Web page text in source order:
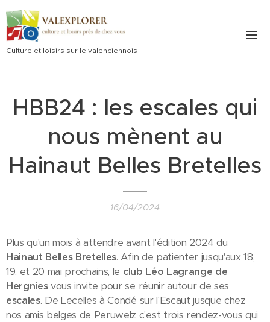
Culture et loisirs sur le valenciennois
HBB24 : les escales qui
nous mènent au
Hainaut Belles Bretelles
16/04/2024
Plus qu'un mois à attendre avant l'édition 2024 du
Hainaut Belles Bretelles. Afin de patienter jusqu'aux 18,
19, et 20 mai prochains, le club Léo Lagrange de
Hergniesvous invite pour se réunir autour de ses
escales. De Lecelles à Condé sur l'Escaut jusque chez
nos amis belges de Peruwelz c'est trois rendez-vous qui